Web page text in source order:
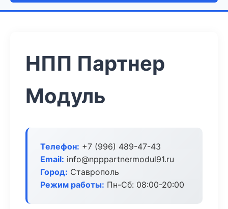
НПП Партнер
Модуль
Телефон: +7 (996) 489-47-43
Email: info@npppartnermodul91.ru
Город: Ставрополь
Режим работы: Пн-Сб: 08:00-20:00